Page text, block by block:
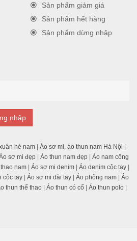
Sản phẩm giảm giá
Sản phẩm hết hàng
Sản phẩm dừng nhập
nhập
hè nam Áo sơ mi, áo thun nam Hà Nội
sơ mi đẹp Áo thun nam đẹp
Áo nam công
nam Áo sơ mi denim Áo denim cộc tay
cộc tay Áo sơ mi dài tay Áo phông nam
Áo
thun thể thao Áo thun có cổ Áo thun polo